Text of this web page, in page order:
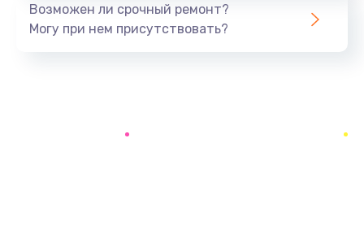
Заказать
Ремонт цепи питания
Возможен ли срочный ремонт?
Могу при нем присутствовать?